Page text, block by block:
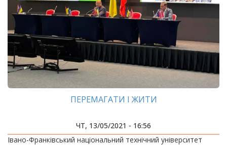
ПЕРЕМАГАТИ І ЖИТИ
ЧТ, 13/05/2021 - 16:56
Івано-Франківський національний технічний університет